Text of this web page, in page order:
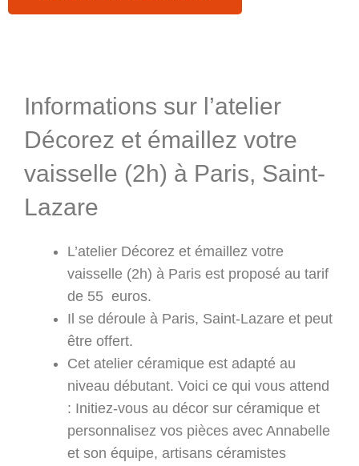
Informations sur l’atelier
Décorez et émaillez votre
vaisselle (2h) à Paris, Saint-
Lazare
L’atelier Décorez et émaillez votre
vaisselle (2h) à Paris est proposé au tarif
de 55 euros.
Il se déroule à Paris, Saint-Lazare et peut
être offert.
Cet atelier céramique est adapté au
niveau débutant. Voici ce qui vous attend
: Initiez-vous au décor sur céramique et
personnalisez vos pièces avec Annabelle
et son équipe, artisans céramistes